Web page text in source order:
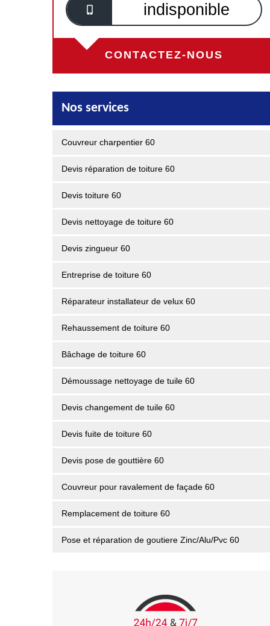
indisponible
CONTACTEZ-NOUS
Nos services
Couvreur charpentier 60
Devis réparation de toiture 60
Devis toiture 60
Devis nettoyage de toiture 60
Devis zingueur 60
Entreprise de toiture 60
Réparateur installateur de velux 60
Rehaussement de toiture 60
Bâchage de toiture 60
Démoussage nettoyage de tuile 60
Devis changement de tuile 60
Devis fuite de toiture 60
Devis pose de gouttière 60
Couvreur pour ravalement de façade 60
Remplacement de toiture 60
Pose et réparation de goutiere Zinc/Alu/Pvc 60